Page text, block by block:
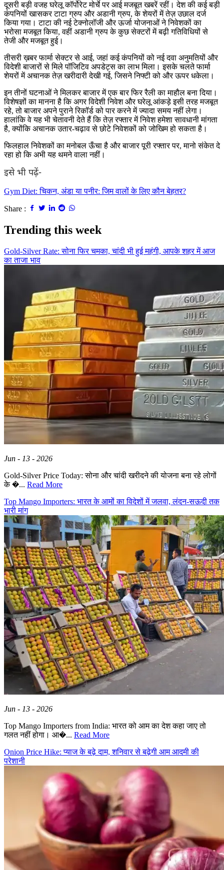
दूसरी बड़ी वजह घरेलू कॉर्पोरेट मोर्चे पर आई मजबूत खबरें रहीं। देश की कई बड़ी
कंपनियों खासकर टाटा ग्रुप और अडानी ग्रुप, के शेयरों में तेज़ उछाल दर्ज
किया गया। टाटा की नई टेक्नोलॉजी और ऊर्जा योजनाओं ने निवेशकों का
भरोसा मजबूत किया, वहीं अडानी ग्रुप के कुछ सेक्टरों में बढ़ी गतिविधियों से
तेजी और मजबूत हुई।
तीसरी ख़बर फार्मा सेक्टर से आई, जहां कई कंपनियों को नई दवा अनुमतियों और
विदेशी बाजारों से मिले पॉजिटिव अपडेट्स का लाभ मिला। इसके चलते फार्मा
शेयरों में अचानक तेज़ खरीदारी देखी गई, जिसने निफ्टी को और ऊपर धकेला।
इन तीनों घटनाओं ने मिलकर बाजार में एक बार फिर रैली का माहौल बना दिया।
विशेषज्ञों का मानना है कि अगर विदेशी निवेश और घरेलू आंकड़े इसी तरह मजबूत
रहे, तो बाजार अपने पुराने रिकॉर्ड को पार करने में ज्यादा समय नहीं लेगा।
हालांकि वे यह भी चेतावनी देते हैं कि तेज़ रफ्तार में निवेश हमेशा सावधानी मांगता
है, क्योंकि अचानक उतार-चढ़ाव से छोटे निवेशकों को जोखिम हो सकता है।
फिलहाल निवेशकों का मनोबल ऊँचा है और बाजार पूरी रफ्तार पर, मानो संकेत दे
रहा हो कि अभी यह थमने वाला नहीं।
इसे भी पढ़ें-
Gym Diet: चिकन, अंडा या पनीर: जिम वालों के लिए कौन बेहतर?
Share :
Trending this week
Gold-Silver Rate: सोना फिर चमका, चांदी भी हुई महंगी, आपके शहर में आज
का ताजा भाव
Jun - 13 - 2026
Gold-Silver Price Today: सोना और चांदी खरीदने की योजना बना रहे लोगों
के �... Read More
Top Mango Importers: भारत के आमों का विदेशों में जलवा, लंदन-सऊदी तक
भारी मांग
Jun - 13 - 2026
Top Mango Importers from India: भारत को आम का देश कहा जाए तो
गलत नहीं होगा। आ�... Read More
Onion Price Hike: प्याज के बढ़े दाम, शनिवार से बढ़ेगी आम आदमी की
परेशानी